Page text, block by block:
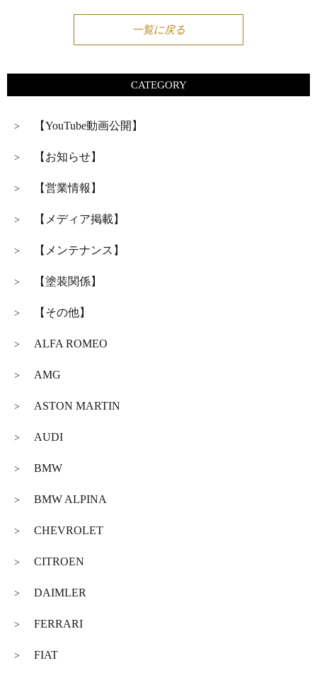
一覧に戻る
CATEGORY
> 【YouTube動画公開】
> 【お知らせ】
> 【営業情報】
> 【メディア掲載】
> 【メンテナンス】
> 【塗装関係】
> 【その他】
> ALFA ROMEO
> AMG
> ASTON MARTIN
> AUDI
> BMW
> BMW ALPINA
> CHEVROLET
> CITROEN
> DAIMLER
> FERRARI
> FIAT